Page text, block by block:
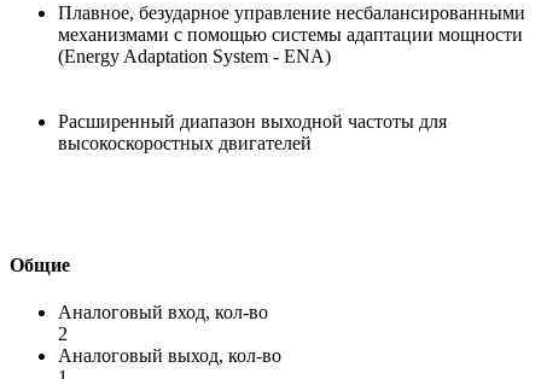
Плавное, безударное управление несбалансированными
механизмами с помощью системы адаптации мощности
(Energy Adaptation System - ENA)
Расширенный диапазон выходной частоты для
высокоскоростных двигателей
Общие
Аналоговый вход, кол-во
2
Аналоговый выход, кол-во